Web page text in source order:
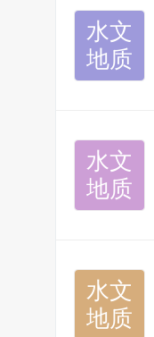
水文
地质
水文
地质
水文
地质